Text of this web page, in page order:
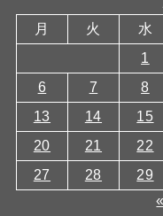
月
火 水
1
6
7 8
13
14 15
20
21 22
27
28 29